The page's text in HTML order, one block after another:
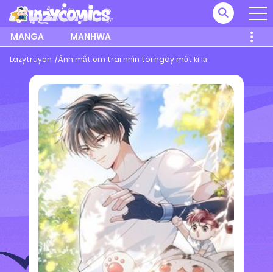
MANGA MANHWA
Lazytruyen Ánh mắt em trai nhìn tôi ngày một kì lạ